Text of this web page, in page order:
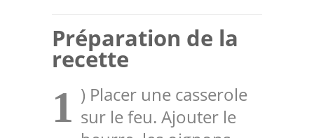
Préparation de la
recette
1 ) Placer une casserole
sur le feu. Ajouter le